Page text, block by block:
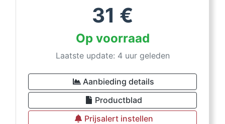
31 €
Op voorraad
Laatste update: 4 uur geleden
Aanbieding details
Productblad
Prijsalert instellen